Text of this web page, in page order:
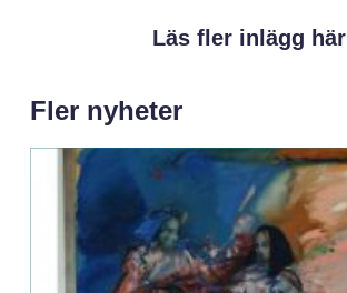
Läs fler inlägg här
Fler nyheter